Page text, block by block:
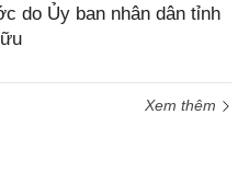
do Ủy ban nhân dân tỉnh
Xem thêm